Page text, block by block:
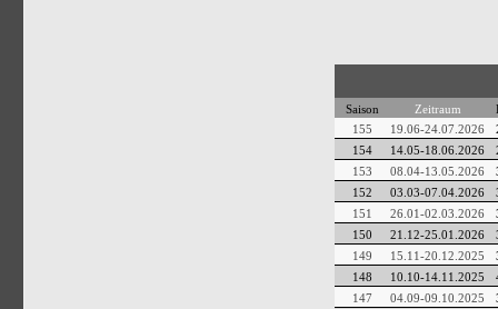
Saison Zeitraum
155
19.06-24.07.2026
154
14.05-18.06.2026
153
08.04-13.05.2026
152
03.03-07.04.2026
151
26.01-02.03.2026
150
21.12-25.01.2026
149
15.11-20.12.2025
148
10.10-14.11.2025
147
04.09-09.10.2025